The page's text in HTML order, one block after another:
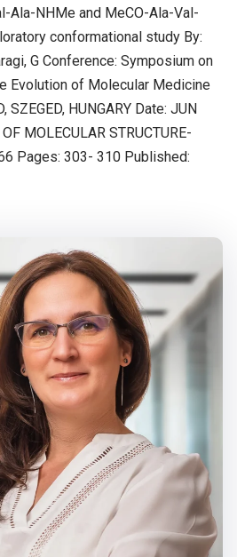
Ala-NHMe and MeCO-Ala-Val-
conformational study By:
G Conference: Symposium on
Evolution of Molecular Medicine
SZEGED, HUNGARY Date: JUN
MOLECULAR STRUCTURE-
Pages: 303- 310 Published: